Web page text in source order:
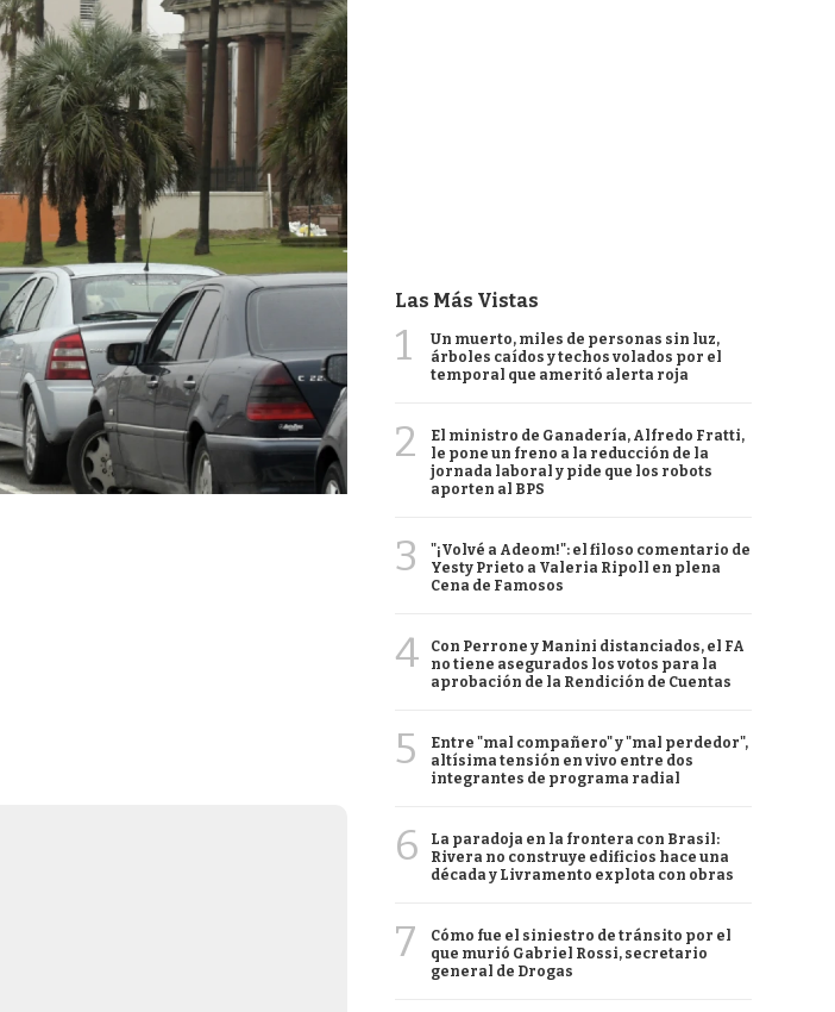
Las Más Vistas
1
Un muerto, miles de personas sin luz,
árboles caídos y techos volados por el
temporal que ameritó alerta roja
2
El ministro de Ganadería, Alfredo Fratti,
le pone un freno a la reducción de la
jornada laboral y pide que los robots
aporten al BPS
3
"¡Volvé a Adeom!": el filoso comentario de
Yesty Prieto a Valeria Ripoll en plena
Cena de Famosos
4
Con Perrone y Manini distanciados, el FA
no tiene asegurados los votos para la
aprobación de la Rendición de Cuentas
5
Entre "mal compañero" y "mal perdedor",
altísima tensión en vivo entre dos
integrantes de programa radial
6
La paradoja en la frontera con Brasil:
Rivera no construye edificios hace una
década y Livramento explota con obras
7
Cómo fue el siniestro de tránsito por el
que murió Gabriel Rossi, secretario
general de Drogas